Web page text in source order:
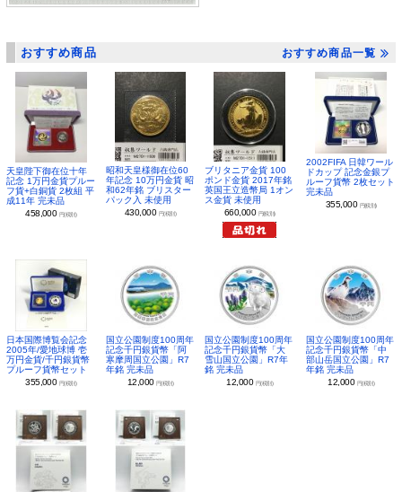
おすすめ商品 おすすめ商品一覧
天皇陛下御在位十年
記念 1万円金貨プルー
フ貨+白銅貨 2枚組 平
成11年 完未品
458,000 円(税別)
昭和天皇様御在位60
年記念 10万円金貨 昭
和62年銘 ブリスター
パック入 未使用
430,000 円(税別)
ブリタニア金貨 100
ポンド金貨 2017年銘
英国王立造幣局 1オン
ス金貨 未使用
660,000 円(税別)
2002FIFA 日韓ワール
ドカップ 記念金銀プ
ルーフ貨幣 2枚セット
完未品
355,000 円(税別)
日本国際博覧会記念
2005年/愛地球博 壱
万円金貨/千円銀貨幣
プルーフ貨幣セット
355,000 円(税別)
国立公園制度100周年
記念千円銀貨幣「阿
寒摩周国立公園」R7
年銘 完未品
12,000 円(税別)
国立公園制度100周年
記念千円銀貨幣「大
雪山国立公園」R7年
銘 完未品
12,000 円(税別)
国立公園制度100周年
記念千円銀貨幣「中
部山岳国立公園」R7
年銘 完未品
12,000 円(税別)